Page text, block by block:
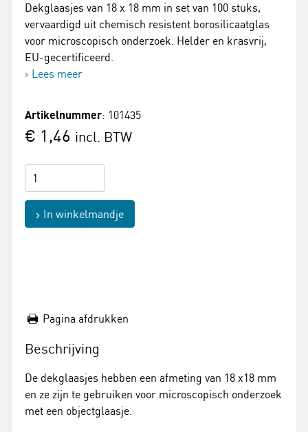
Dekglaasjes van 18 x 18 mm in set van 100 stuks,
vervaardigd uit chemisch resistent borosilicaatglas
voor microscopisch onderzoek. Helder en krasvrij,
EU-gecertificeerd.
Lees meer
Artikelnummer: 101435
€ 1,46 incl. BTW
In winkelmandje
Pagina afdrukken
Beschrijving
De dekglaasjes hebben een afmeting van 18 x18 mm
en ze zijn te gebruiken voor microscopisch onderzoek
met een objectglaasje.